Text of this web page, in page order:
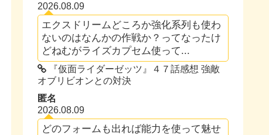
2026.08.09
エクスドリームどころか強化系列も使わ
ないのはなんかの作戦か？ってなったけ
どねむがライズカプセム使って...
『仮面ライダーゼッツ』４７話感想 強敵
オブリビオンとの対決
匿名
2026.08.09
どのフォームも出れば能力を使って魅せ